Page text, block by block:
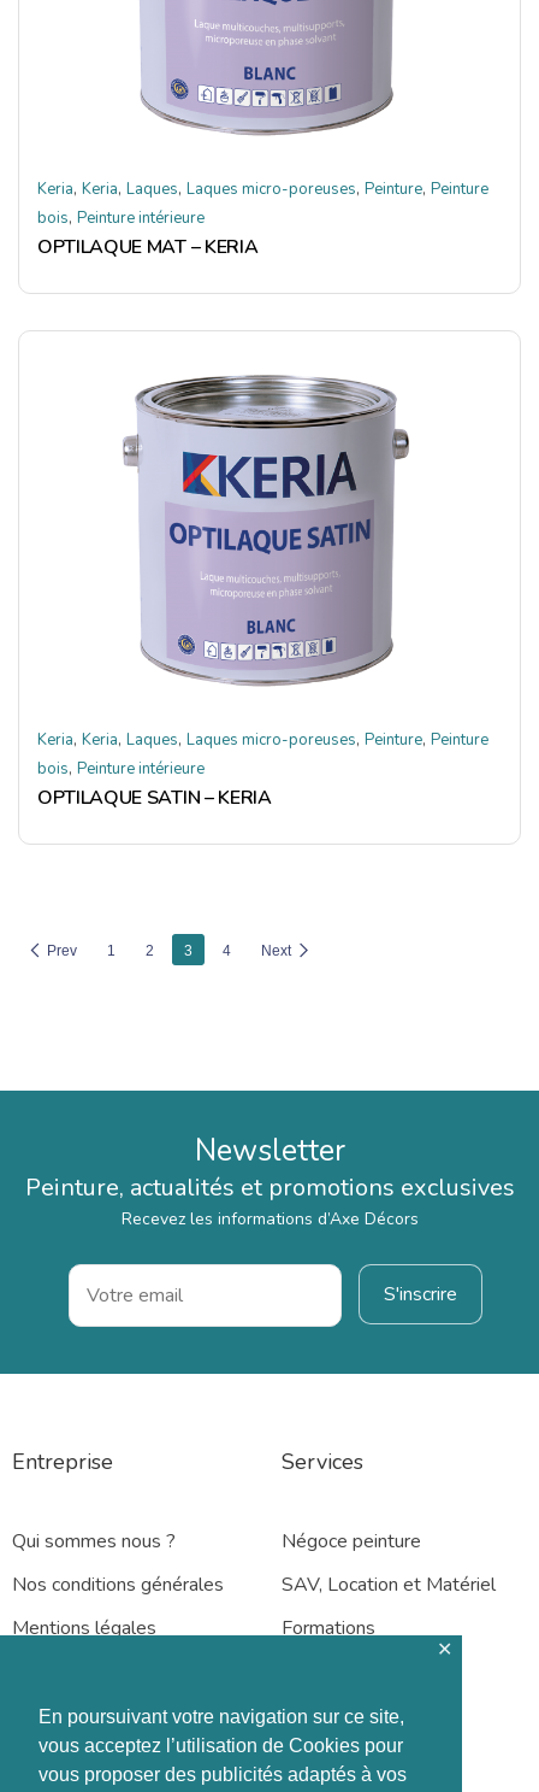
En poursuivant votre navigation sur ce site,
vous acceptez l’utilisation de Cookies pour
vous proposer des publicités adaptés à vos
✕
Keria, Keria, Laques, Laques micro-poreuses, Peinture, Peinture
bois, Peinture intérieure
OPTILAQUE MAT – KERIA
Keria, Keria, Laques, Laques micro-poreuses, Peinture, Peinture
bois, Peinture intérieure
OPTILAQUE SATIN – KERIA
Prev 1 2 3 4 Next
Newsletter
Peinture, actualités et promotions exclusives
Recevez les informations d’Axe Décors
Entreprise
Qui sommes nous ?
Nos conditions générales
Mentions légales
Services
Négoce peinture
SAV, Location et Matériel
Formations